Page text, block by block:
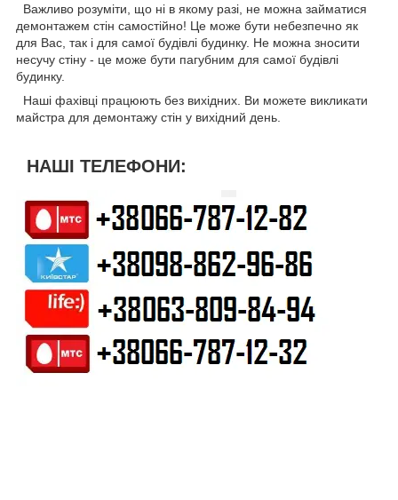
Важливо розуміти, що ні в якому разі, не можна займатися
демонтажем стін самостійно! Це може бути небезпечно як
для Вас, так і для самої будівлі будинку. Не можна зносити
несучу стіну - це може бути пагубним для самої будівлі
будинку.
Наші фахівці працюють без вихідних. Ви можете викликати
майстра для демонтажу стін у вихідний день.
НАШІ ТЕЛЕФОНИ: